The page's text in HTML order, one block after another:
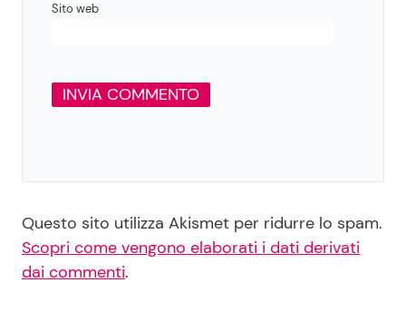
Sito web
Questo sito utilizza Akismet per ridurre lo spam.
Scopri come vengono elaborati i dati derivati
dai commenti.